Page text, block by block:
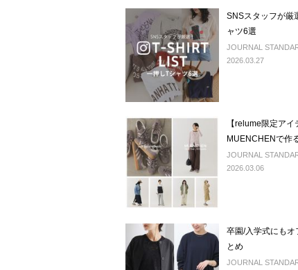
SNSスタッフが厳
ャツ6選
JOURNAL
2026.03.27
【relume限定ア
MUENCHENで作
JOURNAL
2026.03.06
卒園/入学式にもオ
とめ
JOURNAL